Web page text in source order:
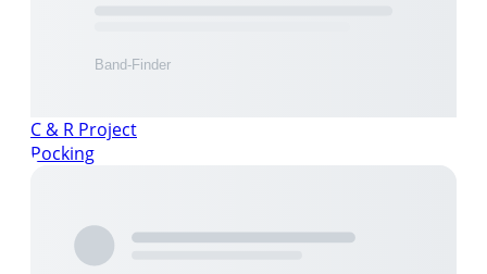
C & R Project
Pocking